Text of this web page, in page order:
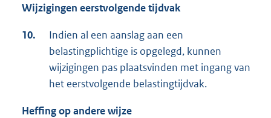
Wijzigingen eerstvolgende tijdvak
10.
Indien al een aanslag aan een
belastingplichtige is opgelegd, kunnen
wijzigingen pas plaatsvinden met ingang van
het eerstvolgende belastingtijdvak.
Heffing op andere wijze